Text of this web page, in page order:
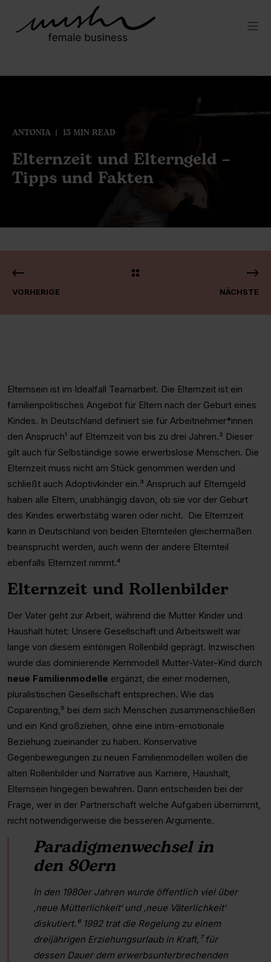
ANTONIA 13 MIN READ
Elternzeit und Elterngeld –
Tipps und Fakten
VORHERIGE NÄCHSTE
Elternsein ist im Idealfall Teamarbeit. Die Elternzeit ist ein
familienpolitisches Angebot für Eltern nach der Geburt eines
Kindes. In Deutschland definiert sie für Arbeitnehmer*innen
den Anspruch¹ auf Elternzeit von bis zu drei Jahren.² Dieser
gilt auch für Selbständige sowie erwerbslose Menschen. Die
Elternzeit muss nicht am Stück genommen werden und
schließt auch Adoptivkinder ein.³ Anspruch auf Elterngeld
haben alle Eltern, unabhängig davon, ob sie vor der Geburt
des Kindes erwerbstätig waren oder nicht. Die Elternzeit
kann in Deutschland von beiden Elternteilen gleichermaßen
beansprucht werden, auch wenn der andere Elternteil
ebenfalls Elternzeit nimmt.⁴
Elternzeit und Rollenbilder
Der Vater geht zur Arbeit, während die Mutter Kinder und
Haushalt hütet: Unsere Gesellschaft und Arbeitswelt war
lange von diesem eintönigen Rollenbild geprägt. Inzwischen
wurde das dominierende Kernmodell Mutter-Vater-Kind durch
neue Familienmodelle ergänzt, die einer modernen,
pluralistischen Gesellschaft entsprechen. Wie das
Coparenting,⁵ bei dem sich Menschen zusammenschließen
und ein Kind großziehen, ohne eine intim-emotionale
Beziehung zueinander zu haben. Konservative
Gegenbewegungen zu neuen Familienmodellen wollen die
alten Rollenbilder und Narrative aus Karriere, Haushalt,
Elternsein hingegen bewahren. Dann entscheiden bei der
Frage, wer in der Partnerschaft welche Aufgaben übernimmt,
nicht notwendigerweise die besseren Argumente.
Paradigmenwechsel in
den 80ern
In den 1980er Jahren wurde öffentlich viel über
‚neue Mütterlichkeit‘ und ‚neue Väterlichkeit‘
diskutiert.⁶ 1992 trat die Regelung zu einem
dreijährigen Erziehungsurlaub in Kraft,⁷ für
dessen Dauer dem erwerbsunterbrechenden